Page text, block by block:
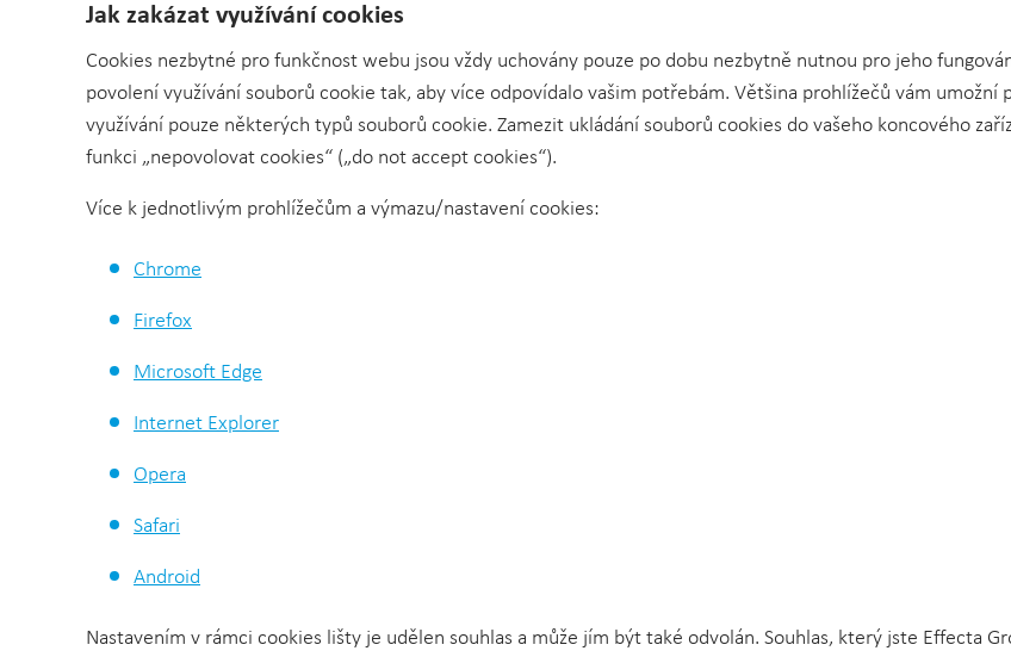
Jak zakázat využívání cookies
Cookies nezbytné pro funkčnost webu jsou vždy uchovány pouze po dobu nezbytně nutnou pro jeho
povolení využívání souborů cookie tak, aby více odpovídalo vašim potřebám. Většina prohlížečů vám
využívání pouze některých typů souborů cookie. Zamezit ukládání souborů cookies do vašeho koncového
funkci „nepovolovat cookies“ („do not accept cookies“).
Více k jednotlivým prohlížečům a výmazu/nastavení cookies:
Chrome
Firefox
Microsoft Edge
Internet Explorer
Opera
Safari
Android
Nastavením v rámci cookies lišty je udělen souhlas a může jím být také odvolán. Souhlas, který jste Effecta